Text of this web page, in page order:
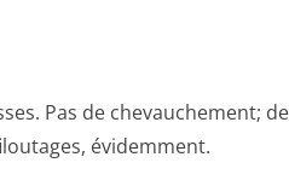
Pas de chevauchement;
évidemment.